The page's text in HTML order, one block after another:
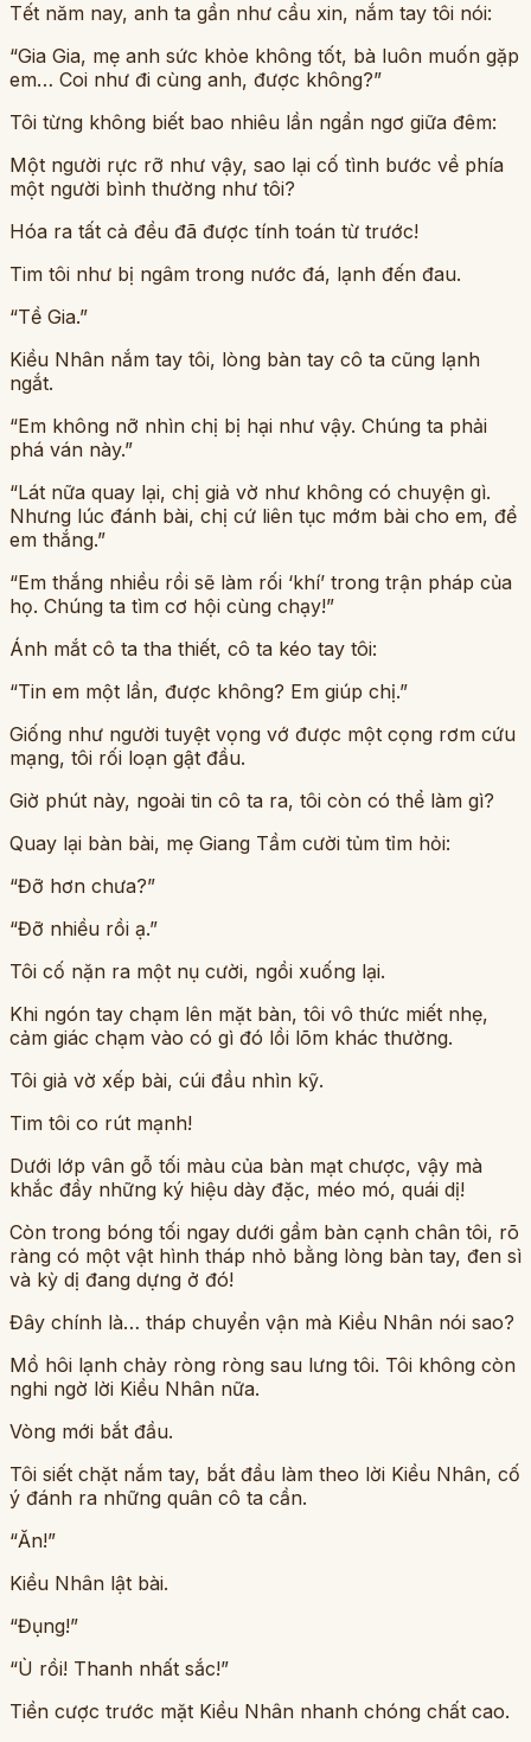
Tết năm nay, anh ta gần như cầu xin, nắm tay tôi nói:
“Gia Gia, mẹ anh sức khỏe không tốt, bà luôn muốn gặp
em… Coi như đi cùng anh, được không?”
Tôi từng không biết bao nhiêu lần ngẩn ngơ giữa đêm:
Một người rực rỡ như vậy, sao lại cố tình bước về phía
một người bình thường như tôi?
Hóa ra tất cả đều đã được tính toán từ trước!
Tim tôi như bị ngâm trong nước đá, lạnh đến đau.
“Tề Gia.”
Kiều Nhân nắm tay tôi, lòng bàn tay cô ta cũng lạnh
ngắt.
“Em không nỡ nhìn chị bị hại như vậy. Chúng ta phải
phá ván này.”
“Lát nữa quay lại, chị giả vờ như không có chuyện gì.
Nhưng lúc đánh bài, chị cứ liên tục mớm bài cho em, để
em thắng.”
“Em thắng nhiều rồi sẽ làm rối ‘khí’ trong trận pháp của
họ. Chúng ta tìm cơ hội cùng chạy!”
Ánh mắt cô ta tha thiết, cô ta kéo tay tôi:
“Tin em một lần, được không? Em giúp chị.”
Giống như người tuyệt vọng vớ được một cọng rơm cứu
mạng, tôi rối loạn gật đầu.
Giờ phút này, ngoài tin cô ta ra, tôi còn có thể làm gì?
Quay lại bàn bài, mẹ Giang Tầm cười tủm tỉm hỏi:
“Đỡ hơn chưa?”
“Đỡ nhiều rồi ạ.”
Tôi cố nặn ra một nụ cười, ngồi xuống lại.
Khi ngón tay chạm lên mặt bàn, tôi vô thức miết nhẹ,
cảm giác chạm vào có gì đó lồi lõm khác thường.
Tôi giả vờ xếp bài, cúi đầu nhìn kỹ.
Tim tôi co rút mạnh!
Dưới lớp vân gỗ tối màu của bàn mạt chược, vậy mà
khắc đầy những ký hiệu dày đặc, méo mó, quái dị!
Còn trong bóng tối ngay dưới gầm bàn cạnh chân tôi, rõ
ràng có một vật hình tháp nhỏ bằng lòng bàn tay, đen sì
và kỳ dị đang dựng ở đó!
Đây chính là… tháp chuyển vận mà Kiều Nhân nói sao?
Mồ hôi lạnh chảy ròng ròng sau lưng tôi. Tôi không còn
nghi ngờ lời Kiều Nhân nữa.
Vòng mới bắt đầu.
Tôi siết chặt nắm tay, bắt đầu làm theo lời Kiều Nhân, cố
ý đánh ra những quân cô ta cần.
“Ăn!”
Kiều Nhân lật bài.
“Đụng!”
“Ù rồi! Thanh nhất sắc!”
Tiền cược trước mặt Kiều Nhân nhanh chóng chất cao.